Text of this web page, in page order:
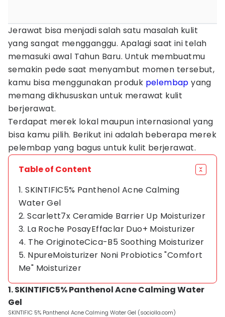
Jerawat bisa menjadi salah satu masalah kulit
yang sangat mengganggu. Apalagi saat ini telah
memasuki awal Tahun Baru. Untuk membuatmu
semakin pede saat menyambut momen tersebut,
kamu bisa menggunakan produk pelembap yang
memang dikhususkan untuk merawat kulit
berjerawat.
Terdapat merek lokal maupun internasional yang
bisa kamu pilih. Berikut ini adalah beberapa merek
pelembap yang bagus untuk kulit berjerawat.
Table of Content
1. SKINTIFIC5% Panthenol Acne Calming
Water Gel
2. Scarlett7x Ceramide Barrier Up Moisturizer
3. La Roche PosayEffaclar Duo+ Moisturizer
4. The OriginoteCica-B5 Soothing Moisturizer
5. NpureMoisturizer Noni Probiotics "Comfort
Me" Moisturizer
1. SKINTIFIC5% Panthenol Acne Calming Water
Gel
SKINTIFIC 5% Panthenol Acne Calming Water Gel (sociolla.com)